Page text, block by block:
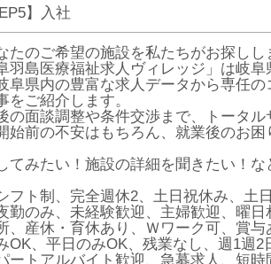
】入社
のご希望の施設を私たちがお探しし
羽島医療福祉求人ヴィレッジ」は岐
阜県内の豊富な求人データから専任
をご紹介します。
の面談調整や条件交渉まで、トータル
始前の不安はもちろん、就業後のお
てみたい！施設の詳細を聞きたい！
ト制、完全週休2、土日祝休み、土
勤のみ、未経験歓迎、主婦歓迎、曜
、産休・育休あり、Ｗワーク可、賞
OK、平日のみOK、残業なし、週1週
ートアルバイト歓迎、急募求人、短